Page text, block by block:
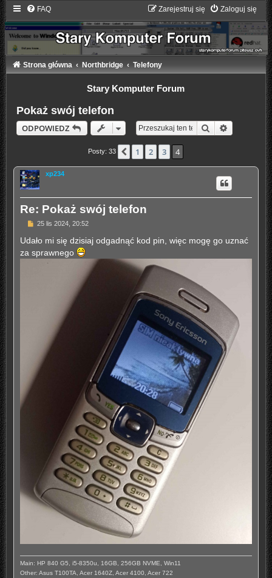
FAQ Zaloguj się
Zarejestruj się
Strona główna Northbridge Telefony
Stary Komputer Forum
Pokaż swój telefon
ODPOWIEDZ Szukaj
Posty: 33 Poprzednia
1 2 3 4
xp234
Re: Pokaż swój telefon
P
s
25 lis 2024, 20:52
Udało mi się dzisiaj odgadnąć kod pin, więc mogę go uznać
za sprawnego
Main: HP 840 G5, i5-8350u, 16GB, 256GB NVME, Win11
Other: Asus T100TA, Acer 1640Z, Acer 4100, Acer 722